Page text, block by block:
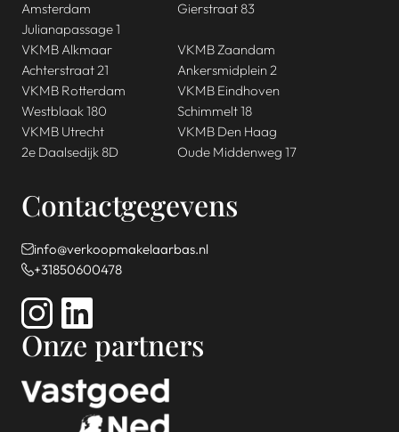
Amsterdam
Julianapassage 1
Gierstraat 83
VKMB Alkmaar
Achterstraat 21
VKMB Zaandam
Ankersmidplein 2
VKMB Rotterdam
Westblaak 180
VKMB Eindhoven
Schimmelt 18
VKMB Utrecht
2e Daalsedijk 8D
VKMB Den Haag
Oude Middenweg 17
Contactgegevens
info@verkoopmakelaarbas.nl
+31850600478
Onze partners